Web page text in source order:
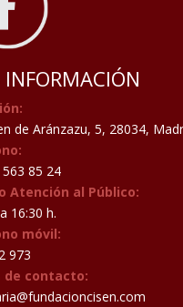
de Aránzazu, 5, 28034,
85 24
Atención al Público:
16:30 h.
móvil:
973
de contacto: